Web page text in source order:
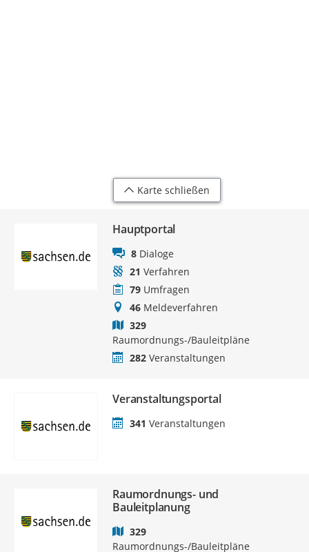
Karte schließen
Hauptportal
8 Dialoge
21 Verfahren
79 Umfragen
46 Meldeverfahren
329
Raumordnungs-/Bauleitpläne
282 Veranstaltungen
Veranstaltungsportal
341 Veranstaltungen
Raumordnungs- und
Bauleitplanung
329
Raumordnungs-/Bauleitpläne